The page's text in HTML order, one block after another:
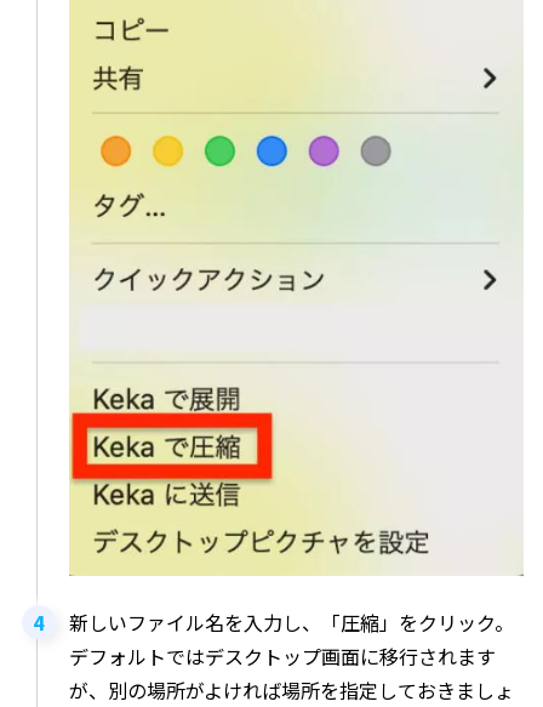
新しいファイル名を入力し、「圧縮」をクリック。
デフォルトではデスクトップ画面に移行されます
が、別の場所がよければ場所を指定しておきましょ